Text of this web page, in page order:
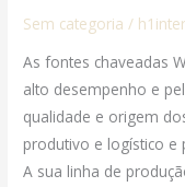
Sem categoria /
As fontes chaveadas
alto desempenho e
qualidade e origem
produtivo e logístico e
A sua linha de